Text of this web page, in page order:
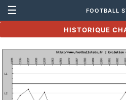
☰ FOOTBALL
HISTORIQUE